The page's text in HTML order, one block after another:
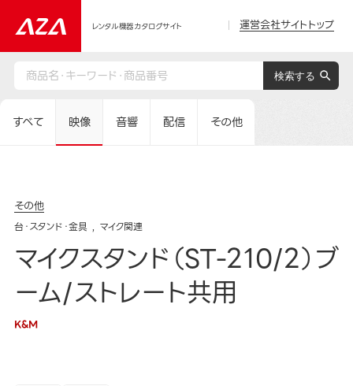
レンタル機器カタログサイト 運営会社サイトトップ
すべて 映像 音響 配信 その他
その他
台・スタンド・金具 マイク関連
マイクスタンド（ST-210/2）ブ
ーム/ストレート共用
K&M